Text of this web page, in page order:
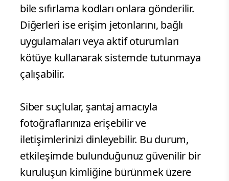
bile sıfırlama kodları onlara gönderilir.
Diğerleri ise erişim jetonlarını, bağlı
uygulamaları veya aktif oturumları
kötüye kullanarak sistemde tutunmaya
çalışabilir.
Siber suçlular, şantaj amacıyla
fotoğraflarınıza erişebilir ve
iletişimlerinizi dinleyebilir. Bu durum,
etkileşimde bulunduğunuz güvenilir bir
kuruluşun kimliğine bürünmek üzere